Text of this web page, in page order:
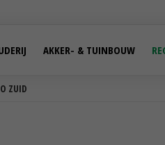
ZUID
AKKER- & TUINBOUW